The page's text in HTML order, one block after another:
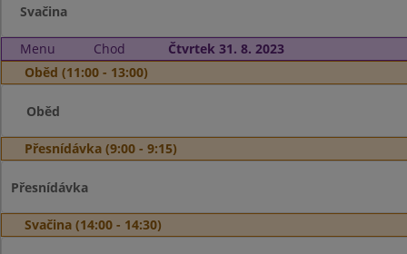
Svačina
Menu Chod
Čtvrtek 31. 8. 2023
Oběd (11:00 - 13:00)
Oběd
Přesnídávka (9:00 - 9:15)
Přesnídávka
Svačina (14:00 - 14:30)